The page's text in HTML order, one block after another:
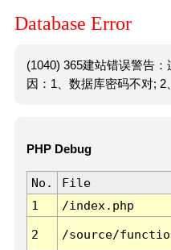
Database Error
(1040) 365建站错误警告
因：1、数据库密码不对; 2
PHP Debug
No. File
1
/index.php
2 /source/